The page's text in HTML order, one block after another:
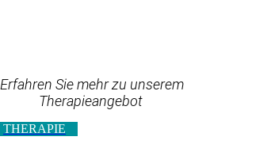
Erfahren Sie mehr zu unserem
Therapieangebot
THERAPIE